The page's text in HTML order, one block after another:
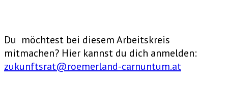
Du möchtest bei diesem Arbeitskreis
mitmachen? Hier kannst du dich anmelden:
zukunftsrat@roemerland-carnuntum.at